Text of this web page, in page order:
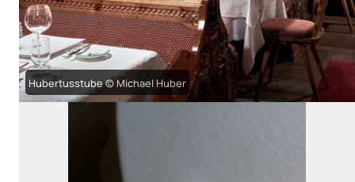
Hubertusstube © Michael Huber